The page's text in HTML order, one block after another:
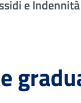
e Indennità